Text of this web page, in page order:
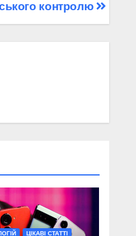
контролю
ЦІКАВІ СТАТТІ